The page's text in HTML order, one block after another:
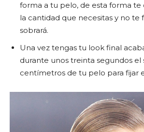
forma a tu pelo, de esta forma te
la cantidad que necesitas y no te
sobrará.
Una vez tengas tu look final
durante unos treinta segundos el
centímetros de tu pelo para fijar